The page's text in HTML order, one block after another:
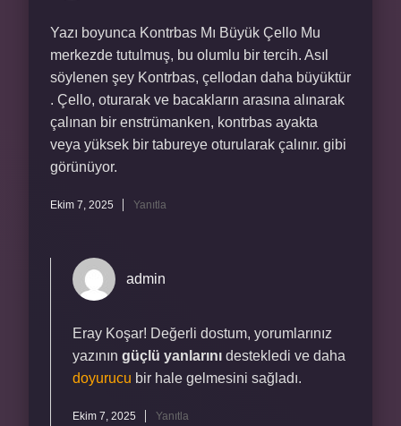
Yazı boyunca Kontrbas Mı Büyük Çello Mu
merkezde tutulmuş, bu olumlu bir tercih. Asıl
söylenen şey Kontrbas, çellodan daha büyüktür
. Çello, oturarak ve bacakların arasına alınarak
çalınan bir enstrümanken, kontrbas ayakta
veya yüksek bir tabureye oturularak çalınır. gibi
görünüyor.
Ekim 7, 2025 Yanıtla
admin
Eray Koşar! Değerli dostum, yorumlarınız
yazının güçlü yanlarını destekledi ve daha
doyurucu bir hale gelmesini sağladı.
Ekim 7, 2025 Yanıtla